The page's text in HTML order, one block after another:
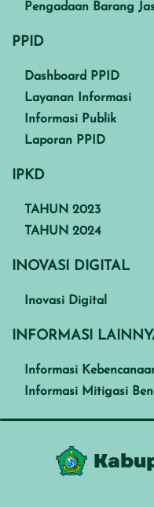
Pengadaan Barang
PPID
Dashboard PPID
Layanan Informasi
Informasi Publik
Laporan PPID
IPKD
TAHUN 2023
TAHUN 2024
INOVASI DIGITAL
Inovasi Digital
INFORMASI
Informasi
Informasi Mitigasi